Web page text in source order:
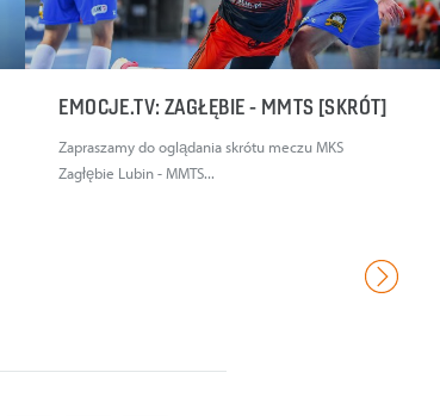
EMOCJE.TV: ZAGŁĘBIE - MMTS [SKRÓT]
Zapraszamy do oglądania skrótu meczu MKS
Zagłębie Lubin - MMTS...